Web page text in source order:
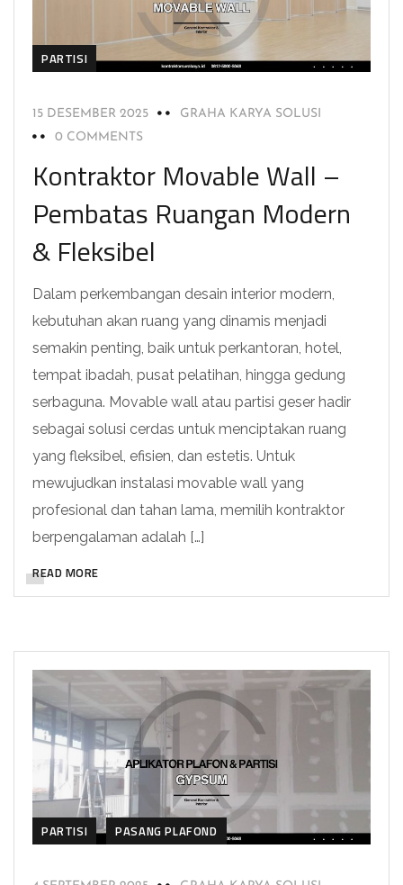
PARTISI
15 DESEMBER 2025
GRAHA KARYA SOLUSI
0 COMMENTS
Kontraktor Movable Wall –
Pembatas Ruangan Modern
& Fleksibel
Dalam perkembangan desain interior modern,
kebutuhan akan ruang yang dinamis menjadi
semakin penting, baik untuk perkantoran, hotel,
tempat ibadah, pusat pelatihan, hingga gedung
serbaguna. Movable wall atau partisi geser hadir
sebagai solusi cerdas untuk menciptakan ruang
yang fleksibel, efisien, dan estetis. Untuk
mewujudkan instalasi movable wall yang
profesional dan tahan lama, memilih kontraktor
berpengalaman adalah […]
READ MORE
PARTISI PASANG PLAFOND